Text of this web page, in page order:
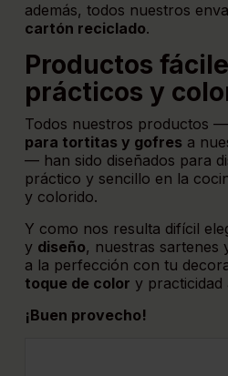
además, todos nuestros
cartón reciclado.
Productos
prácticos y
Todos nuestros productos
para tortitas y gofres a
— han sido diseñados para
práctico y sencillo en la
y colorido.
Y como nos resulta difícil
y diseño, nuestras sartenes
a la perfección con tu
toque de color y practicidad
¡Buen provecho!